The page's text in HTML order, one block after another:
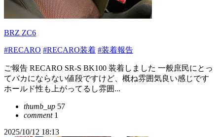
BRZ ZC6
#RECARO #RECARO装着 #装着報告
ご報告 RECARO SR-S BK100 装着しました 一般庶民にとっ
てバカにならない値段ですけど、概ね雰囲気良い感じです
ホールド性も上がってるし雰囲...
thumb_up 57
comment1
2025/10/12 18:13